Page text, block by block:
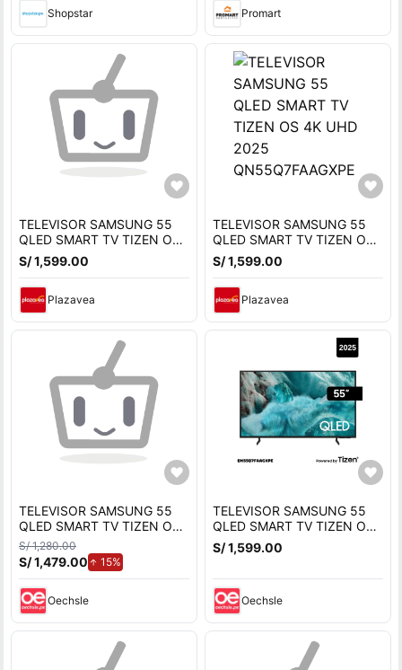
Shopstar Promart
TELEVISOR SAMSUNG 55
QLED SMART TV TIZEN OS
4K UHD 2025 -
QN55Q7FAAGXPE
S/ 1,599.00
Plazavea
TELEVISOR SAMSUNG 55
QLED SMART TV TIZEN OS
4K UHD 2025
QN55Q7FAAGXPE
S/ 1,599.00
Plazavea
TELEVISOR SAMSUNG 55
QLED SMART TV TIZEN OS
4K UHD 2025
QN55Q7FAAGXPE
S/ 1,280.00
S/ 1,479.00 15%
Oechsle
TELEVISOR SAMSUNG 55
QLED SMART TV TIZEN OS
4K UHD 2025
QN55Q7FAAGXPE
S/ 1,599.00
Oechsle